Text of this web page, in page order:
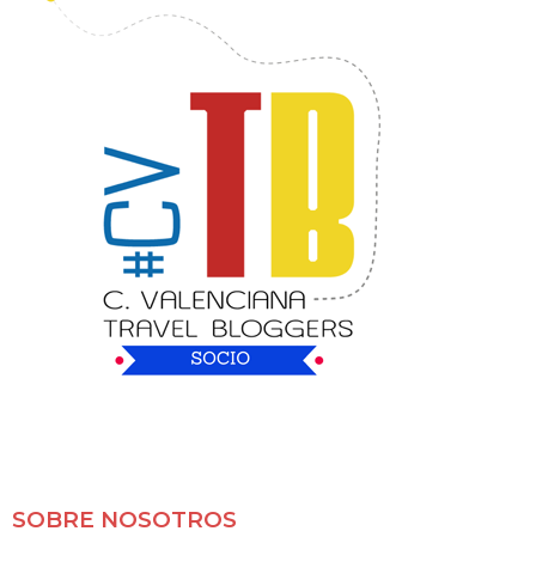
SOBRE NOSOTROS